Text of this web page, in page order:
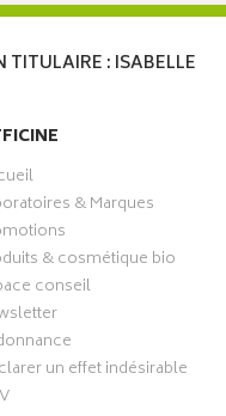
TITULAIRE : ISABELLE
& Marques
& cosmétique bio
conseil
un effet indésirable